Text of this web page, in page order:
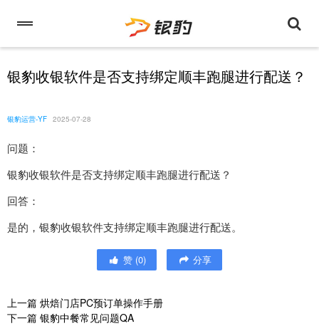
银豹收银软件是否支持绑定顺丰跑腿进行配送？
银豹运营-YF 2025-07-28
问题：
银豹收银软件是否支持绑定顺丰跑腿进行配送？
回答：
是的，银豹收银软件支持绑定顺丰跑腿进行配送。
赞 (0) 分享
上一篇 烘焙门店PC预订单操作手册
下一篇 银豹中餐常见问题QA